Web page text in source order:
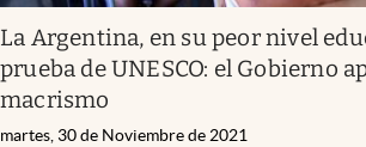
La Argentina, en su peor nivel
prueba de UNESCO: el Gobierno
macrismo
martes, 30 de Noviembre de 2021